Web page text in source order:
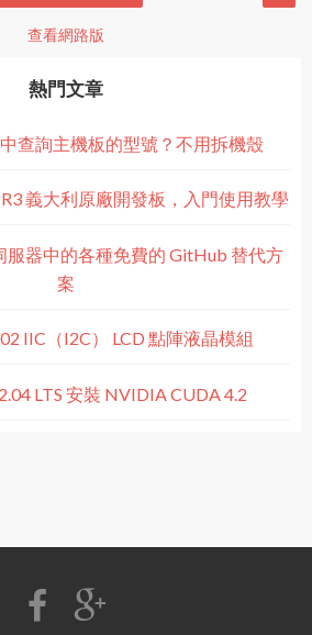
查看網路版
熱門文章
查詢主機板的型號？不用拆機殼
義大利原廠開發板，入門使用教學
服器中的各種免費的 GitHub 替代方
案
IIC（I2C） LCD 點陣液晶模組
LTS 安裝 NVIDIA CUDA 4.2